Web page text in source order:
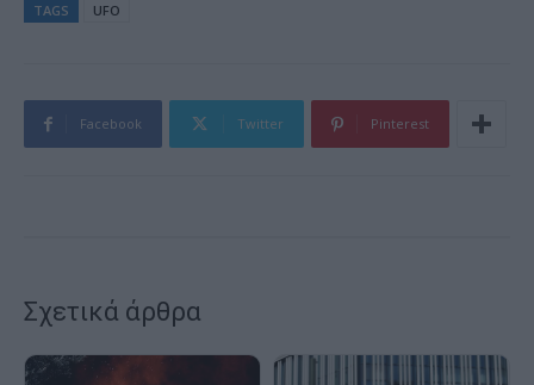
TAGS UFO
Facebook Twitter Pinterest
Σχετικά άρθρα